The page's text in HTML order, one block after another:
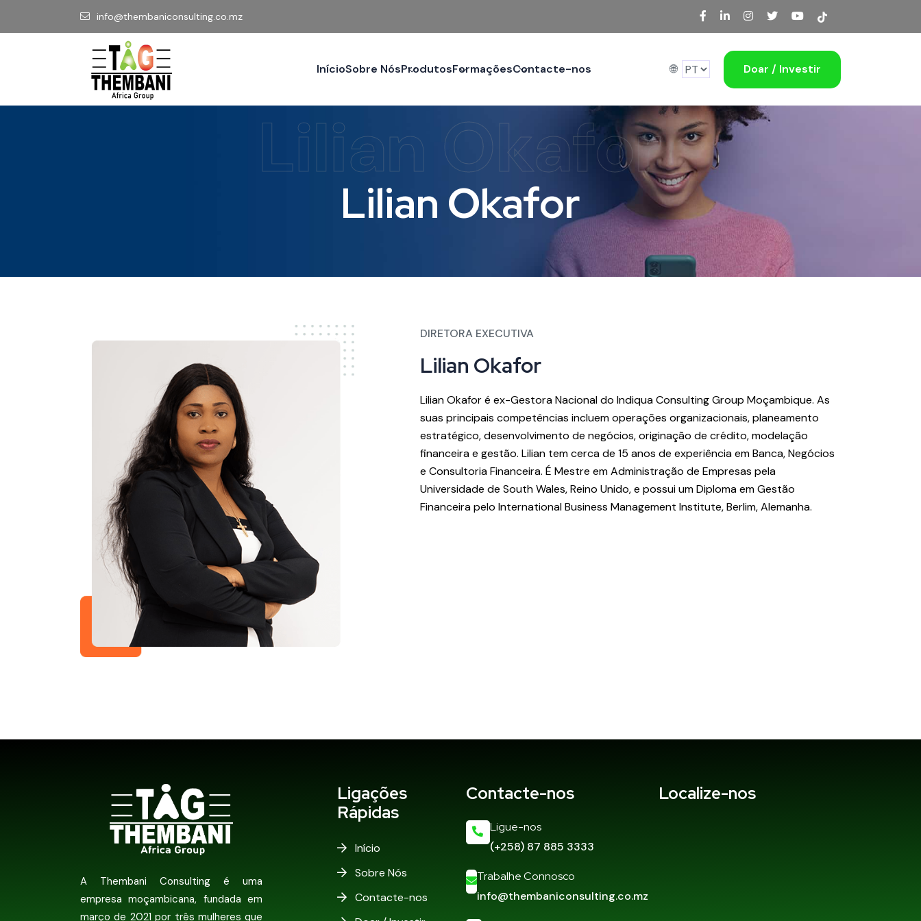
info@thembaniconsulting.co.mz
InícioSobre NósProdutosFormaçõesContacte-nos 🌐 Doar / Investir
Lilian Okafor
Lilian Okafor
DIRETORA EXECUTIVA
Lilian Okafor
Lilian Okafor é ex-Gestora Nacional do Indiqua Consulting Group Moçambique. As
suas principais competências incluem operações organizacionais, planeamento
estratégico, desenvolvimento de negócios, originação de crédito, modelação
financeira e gestão. Lilian tem cerca de 15 anos de experiência em Banca, Negócios
e Consultoria Financeira. É Mestre em Administração de Empresas pela
Universidade de South Wales, Reino Unido, e possui um Diploma em Gestão
Financeira pelo International Business Management Institute, Berlim, Alemanha.
A Thembani Consulting é uma
empresa moçambicana, fundada em
março de 2021 por três mulheres que
Ligações
Rápidas
Início
Sobre Nós
Contacte-nos
Contacte-nos
Ligue-nos
(+258) 87 885 3333
Trabalhe Connosco
info@thembaniconsulting.co.mz
Localize-nos